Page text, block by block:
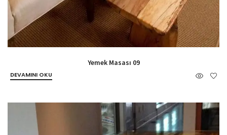
Yemek Masası 09
DEVAMINI OKU